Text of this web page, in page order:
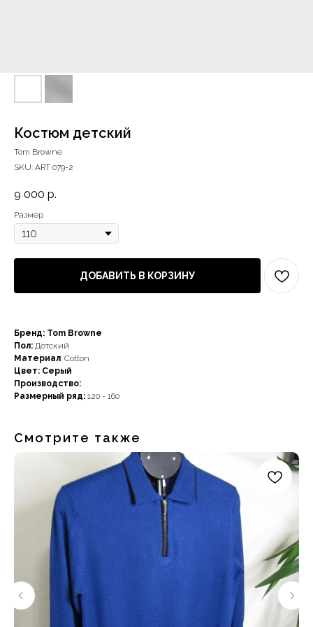
Костюм детский
Tom Browne
SKU: ART 079-2
9 000 р.
Размер
ДОБАВИТЬ В КОРЗИНУ
Бренд: Tom Browne
Пол: Детский
Материал: Cotton
Цвет: Серый
Производство:
Размерный ряд: 120 - 160
Смотрите также
Наши примущества